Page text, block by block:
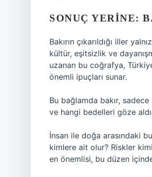
SONUÇ YERINE:
Bakırın çıkarıldığı iller
kültür, eşitsizlik ve
uzanan bu coğrafya,
önemli ipuçları sunar.
Bu bağlamda bakır,
ve hangi bedelleri göze
İnsan ile doğa arasındaki
kimlere ait olur? Riskler
en önemlisi, bu düzen